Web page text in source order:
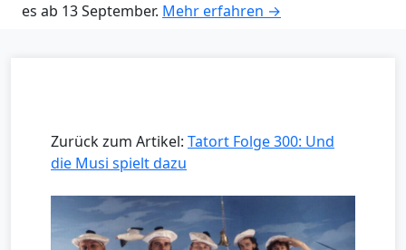
es ab 13 September. Mehr erfahren →
Zurück zum Artikel: Tatort Folge 300: Und
die Musi spielt dazu